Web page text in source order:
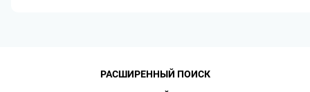
РАСШИРЕННЫЙ ПОИСК